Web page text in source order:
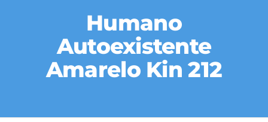
Humano
Autoexistente
Amarelo Kin 212